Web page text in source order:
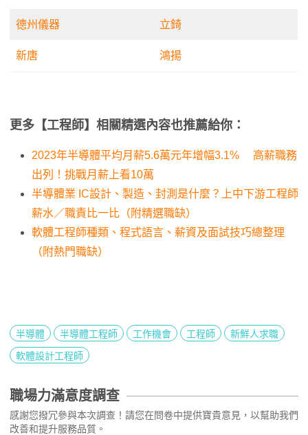
德州儀器 立錡
新唐 鴻揚
更多【工程師】相關精選內容也推薦給你：
2023年半導體平均月薪5.6萬元年增幅3.1% 高薪職務
出列！挑戰月薪上看10萬
半導體業 IC設計、製造、封測是什麼？上中下游工程師
薪水／職責比一比（附精選職缺）
軟體工程師種類、程式語言、薪資及面試技巧總整理
（附熱門職缺）
半導體 半導體工程師 工作機會 工程師
新鮮人求職
軟體設計工程師
職場力滿意度調查
感謝您撥冗參與本次調查！請您在問卷中提供寶貴意見，以幫助我們
改善和提升服務品質。